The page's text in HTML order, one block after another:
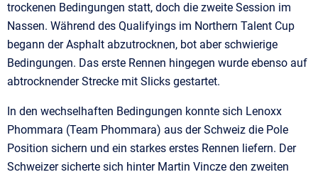
trockenen Bedingungen statt, doch die zweite Session im
Nassen. Während des Qualifyings im Northern Talent Cup
begann der Asphalt abzutrocknen, bot aber schwierige
Bedingungen. Das erste Rennen hingegen wurde ebenso auf
abtrocknender Strecke mit Slicks gestartet.
In den wechselhaften Bedingungen konnte sich Lenoxx
Phommara (Team Phommara) aus der Schweiz die Pole
Position sichern und ein starkes erstes Rennen liefern. Der
Schweizer sicherte sich hinter Martin Vincze den zweiten